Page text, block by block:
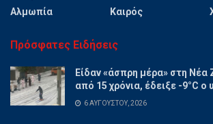
Αλμωπία
Καιρός
Πρόσφατες Ειδήσεις
Είδαν «άσπρη μέρα» στη Νέα
από 15 χρόνια, έδειξε -9°C ο
6 ΑΥΓΟΎΣΤΟΥ, 2026